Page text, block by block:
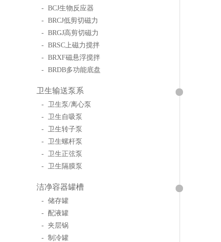
- BCJ生物反应器
- BRCJ低剪切磁力
- BRGJ高剪切磁力
- BRSC上磁力搅拌
- BRXF磁悬浮搅拌
- BRDB多功能底盘
卫生输送泵系
- 卫生泵/离心泵
- 卫生自吸泵
- 卫生转子泵
- 卫生螺杆泵
- 卫生正弦泵
- 卫生隔膜泵
洁净容器罐槽
- 储存罐
- 配液罐
- 夹层锅
- 制冷罐